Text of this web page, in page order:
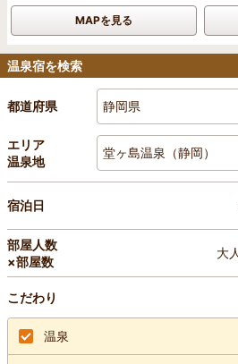
MAPを見る
温泉宿を検索
都道府県 静岡県
エリア
温泉地
堂ヶ島温泉（静岡）
宿泊日
部屋人数
×部屋数
大
こだわり
温泉